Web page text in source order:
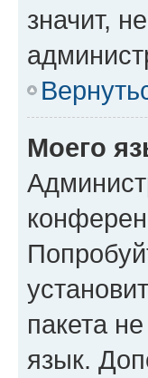
значит,
Моего
пакета
язык.